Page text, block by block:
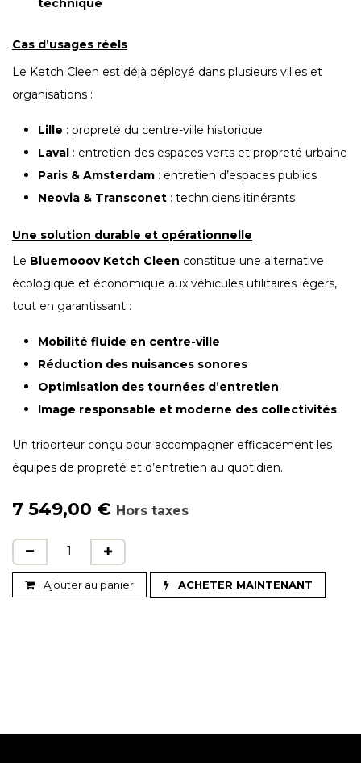
technique
Cas d’usages réels
Le Ketch Cleen est déjà déployé dans plusieurs villes et
organisations :
Lille : propreté du centre-ville historique
Laval : entretien des espaces verts et propreté urbaine
Paris & Amsterdam : entretien d’espaces publics
Neovia & Transconet : techniciens itinérants
Une solution durable et opérationnelle
Le Bluemooov Ketch Cleen constitue une alternative
écologique et économique aux véhicules utilitaires légers,
tout en garantissant :
Mobilité fluide en centre-ville
Réduction des nuisances sonores
Optimisation des tournées d’entretien
Image responsable et moderne des collectivités
Un triporteur conçu pour accompagner efficacement les
équipes de propreté et d’entretien au quotidien.
7 549,00 € Hors taxes
Ajouter au panier ACHETER MAINTENANT